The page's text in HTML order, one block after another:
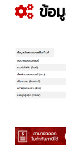
ข้อ